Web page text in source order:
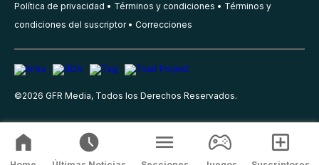
Política de privacidad Términos y condiciones
Términos y
condiciones del suscriptor
Correcciones
©2026 GFR Media, Todos los Derechos Reservados.